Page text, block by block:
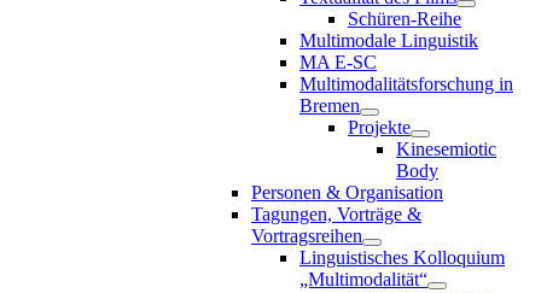
Schüren-Reihe
Multimodale Linguistik
MA E-SC
Multimodalitätsforschung in
Bremen
Projekte
Kinesemiotic
Body
Personen & Organisation
Tagungen, Vorträge &
Vortragsreihen
Linguistisches Kolloquium
„Multimodalität“